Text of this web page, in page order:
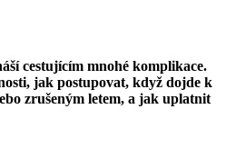
cestujícím mnohé komplikace.
jak postupovat, když dojde k
zrušeným letem, a jak uplatnit